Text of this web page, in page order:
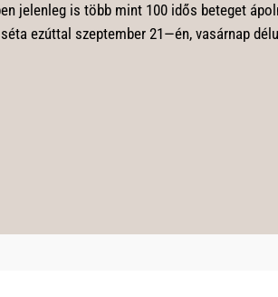
jelenleg is több mint 100 idős beteget
ezúttal szeptember 21—én, vasárnap